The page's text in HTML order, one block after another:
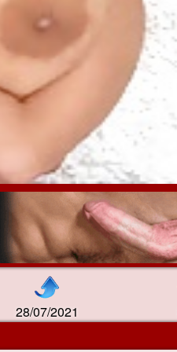
28/07/2021